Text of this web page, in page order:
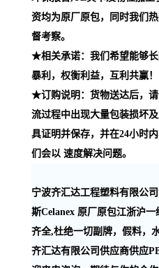
资均为原厂原包，同时我们
督考察。
★相关承诺：我们希望能够
暴利，权衡利益，互利共赢！
★订购说明：货物送达后，
流过程中出现大量包装损坏
具证明并保存，并在24小时
们会以 速度解决问题。
宁波齐汇达工程塑料有限公
斯Celanex 原厂原包江浙沪
齐全,杜绝一切副牌，假料，
齐汇达有限公司供应商供应